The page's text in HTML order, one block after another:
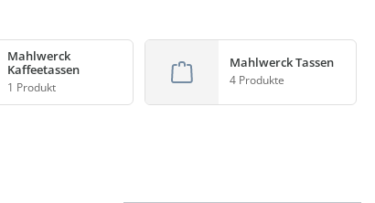
Mahlwerck
Kaffeetassen
1 Produkt
Mahlwerck Tassen
4 Produkte